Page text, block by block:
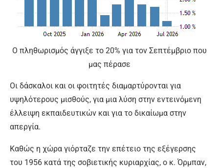
Ο πληθωρισμός άγγιξε το 20% για τον Σεπτέμβριο που
μας πέρασε
Οι δάσκαλοι και οι φοιτητές διαμαρτύρονται για
υψηλότερους μισθούς, για μια λύση στην εντεινόμενη
έλλειψη εκπαιδευτικών και για το δικαίωμα στην
απεργία.
Καθώς η χώρα γιόρταζε την επέτειο της εξέγερσης
του 1956 κατά της σοβιετικής κυριαρχίας, ο κ. Όρμπαν,